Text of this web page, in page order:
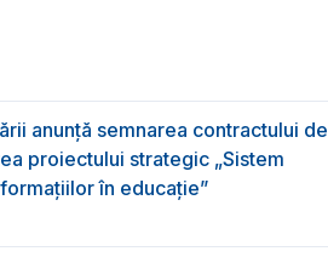
anunță semnarea contractului de
proiectului strategic „Sistem
în educație”